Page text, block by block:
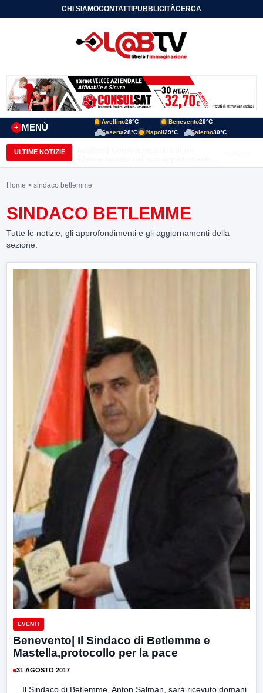
CHI SIAMOCONTATTIPUBBLICITÀCERCA
MENÙ
+
Avellino26°C Benevento29°C
Caserta28°C Napoli29°C Salerno30°C
ULTIME NOTIZIE
in una pozza di sangue, giallo in viale
Home > sindaco betlemme
SINDACO BETLEMME
Tutte le notizie, gli approfondimenti e gli aggiornamenti della
sezione.
EVENTI
Benevento| Il Sindaco di Betlemme e
Mastella,protocollo per la pace
31 AGOSTO 2017
Il Sindaco di Betlemme, Anton Salman, sarà ricevuto domani